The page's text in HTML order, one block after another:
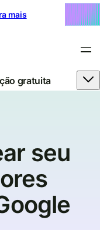
mais
gratuita
seu